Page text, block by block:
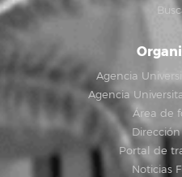
Agencia
Agencia
Área de
Portal de
Noticias